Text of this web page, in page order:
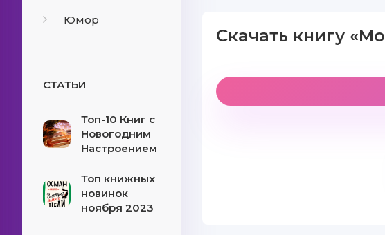
Юмор
СТАТЬИ
Топ-10 Книг с
Новогодним
Настроением
Топ книжных
новинок
ноября 2023
Скачать книгу